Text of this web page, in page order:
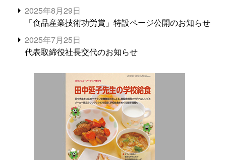
2025年8月29日
「食品産業技術功労賞」特設ページ公開のお知らせ
2025年7月25日
代表取締役社長交代のお知らせ